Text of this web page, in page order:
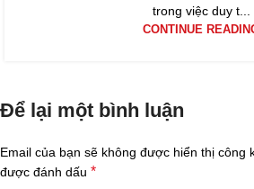
trong việc duy t...
CONTINUE
Để lại một bình luận
Email của bạn sẽ không được hiển thị công
được đánh dấu *